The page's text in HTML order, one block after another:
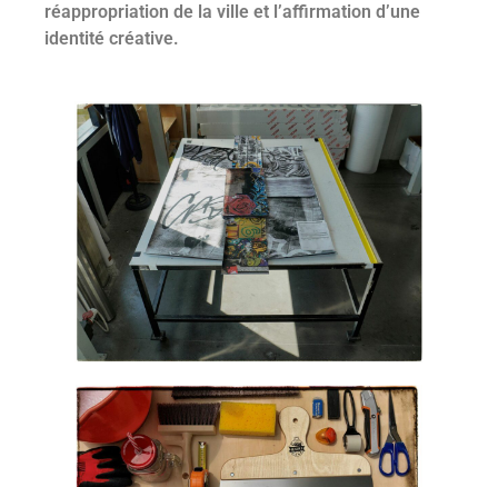
réappropriation de la ville et l’affirmation d’une
identité créative.